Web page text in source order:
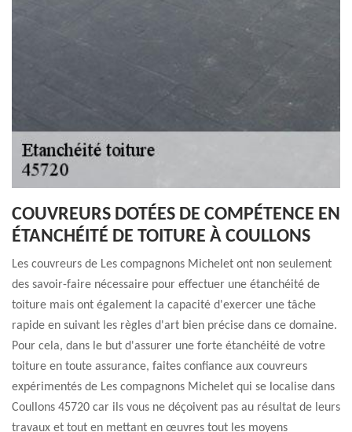
COUVREURS DOTÉES DE COMPÉTENCE EN
ÉTANCHÉITÉ DE TOITURE À COULLONS
Les couvreurs de Les compagnons Michelet ont non seulement
des savoir-faire nécessaire pour effectuer une étanchéité de
toiture mais ont également la capacité d'exercer une tâche
rapide en suivant les règles d'art bien précise dans ce domaine.
Pour cela, dans le but d'assurer une forte étanchéité de votre
toiture en toute assurance, faites confiance aux couvreurs
expérimentés de Les compagnons Michelet qui se localise dans
Coullons 45720 car ils vous ne déçoivent pas au résultat de leurs
travaux et tout en mettant en œuvres tout les moyens